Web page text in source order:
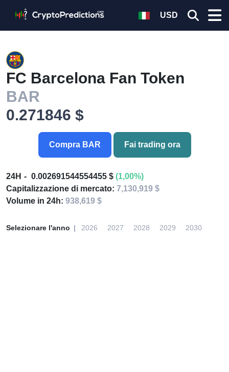
USD
FC Barcelona Fan Token
BAR
0.271846 $
Compra BAR Fai trading ora
24H 0.002691544554455 $ (1,00%)
Capitalizzazione di mercato: 7,130,919 $
Volume in 24h: 938,619 $
Selezionare l'anno 2026 2027 2028 2029 2030